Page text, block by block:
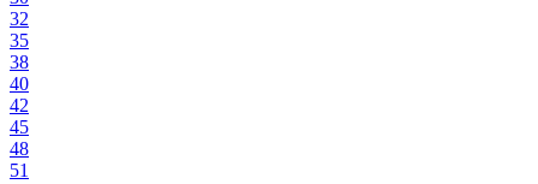
32
35
38
40
42
45
48
51